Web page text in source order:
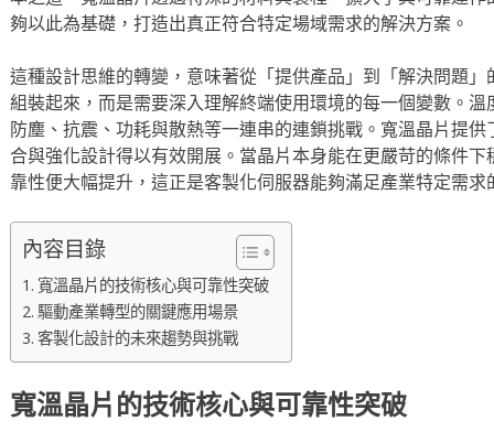
夠以此為基礎，打造出真正符合特定場域需求的解決方案。
這種設計思維的轉變，意味著從「提供產品」到「解決問題
組裝起來，而是需要深入理解終端使用環境的每一個變數。
防塵、抗震、功耗與散熱等一連串的連鎖挑戰。寬溫晶片提
合與強化設計得以有效開展。當晶片本身能在更嚴苛的條件
靠性便大幅提升，這正是客製化伺服器能夠滿足產業特定需求
內容目錄
寬溫晶片的技術核心與可靠性突破
驅動產業轉型的關鍵應用場景
客製化設計的未來趨勢與挑戰
寬溫晶片的技術核心與可靠性突破